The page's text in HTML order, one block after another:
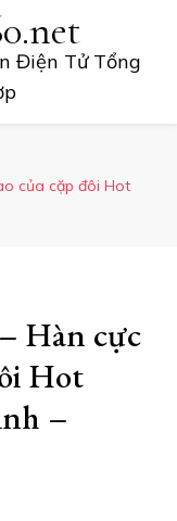
Điện Tử Tổng
của cặp đôi Hot
Hàn cực
Hot
–